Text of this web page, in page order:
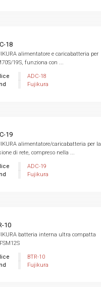
18
alimentatore e caricabatteria per
19S, funziona con ...
ADC-18
Fujikura
19
alimentatore/caricabatteria per la
di rete, compreso nella ...
ADC-19
Fujikura
10
batteria interna ultra compatta
BTR-10
Fujikura